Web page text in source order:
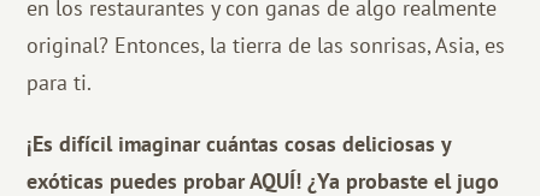
en los restaurantes y con ganas de algo realmente
original? Entonces, la tierra de las sonrisas, Asia, es
para ti.
¡Es difícil imaginar cuántas cosas deliciosas y
exóticas puedes probar AQUÍ! ¿Ya probaste el jugo